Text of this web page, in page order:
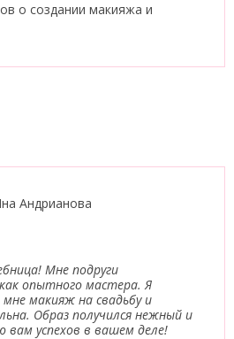
о создании макияжа и
Мне подруги
опытного мастера. Я
макияж на свадьбу и
Образ получился нежный и
успехов в вашем деле!